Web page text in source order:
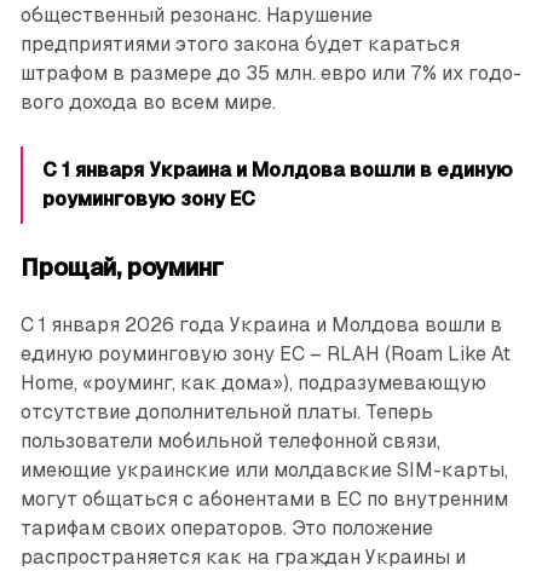
обществен­ный резонанс. Нарушение
предприятиями этого закона будет караться
штрафом в размере до 35 млн. евро или 7% их годо­
вого дохода во всем мире.
С 1 января Украина и Молдова вошли в единую
роуминговую ­зону ЕС
Прощай, роуминг
С 1 января 2026 года Украина и Молдова вошли в
единую роуминговую зону ЕС – RLAH (Roam Like At
Home, «роуминг, как дома»), подразумевающую
отсутствие дополнительной платы. Теперь
пользователи мобильной телефонной связи,
имеющие украинские или молдавские SIM-карты,
могут общаться с абонентами в ЕС по внутренним
тарифам своих операторов. Это положение
распространяется как на граждан Украины и